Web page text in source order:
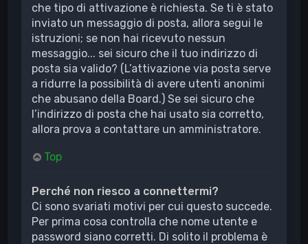
che tipo di attivazione è richiesta. Se ti è stato
inviato un messaggio di posta, allora segui le
istruzioni; se non hai ricevuto nessun
messaggio... sei sicuro che il tuo indirizzo di
posta sia valido? (L’attivazione via posta serve
a ridurre la possibilità di avere utenti anonimi
che abusano della Board.) Se sei sicuro che
l’indirizzo di posta che hai usato sia corretto,
allora prova a contattare un amministratore.
Top
Perché non riesco a connettermi?
Ci sono svariati motivi per cui questo succede.
Per prima cosa controlla che nome utente e
password siano corretti. Di solito il problema è